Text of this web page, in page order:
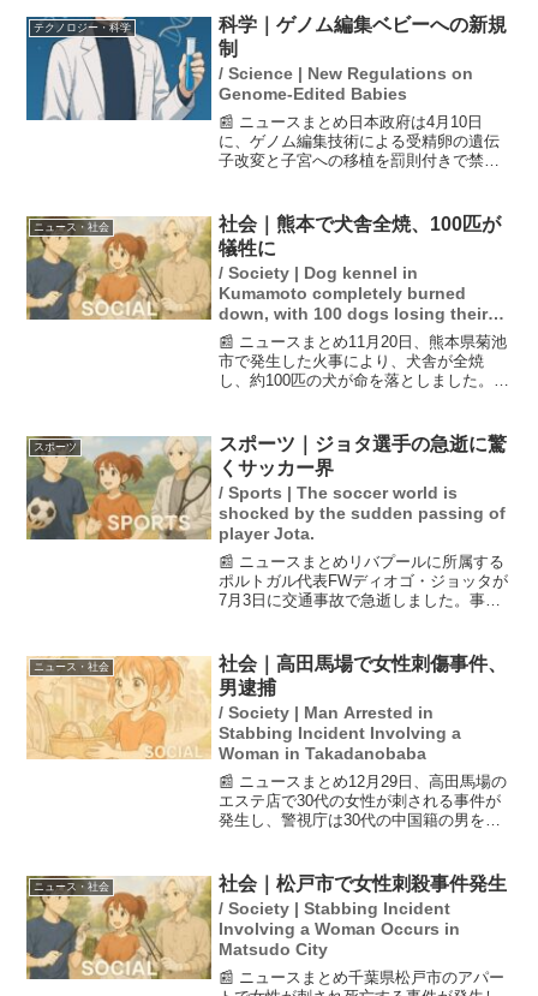
テクノロジー・科学
科学｜ゲノム編集ベビーへの新規
制
/ Science | New Regulations on
Genome-Edited Babies
📰 ニュースまとめ日本政府は4月10日
に、ゲノム編集技術による受精卵の遺伝
子改変と子宮への移植を罰則付きで禁止
ーの誕生を規制することにあり、研究に
は国への届け出や記録作...
ニュース・社会
社会｜熊本で犬舎全焼、100匹が
犠牲に
/ Society | Dog kennel in
Kumamoto completely burned
down, with 100 dogs losing their
lives.
📰 ニュースまとめ11月20日、熊本県菊池
市で発生した火事により、犬舎が全焼
し、約100匹の犬が命を落としました。火
は、住宅1棟と犬舎2棟が全焼し、多くの
犬たちの命が失...
スポーツ
スポーツ｜ジョタ選手の急逝に驚
くサッカー界
/ Sports | The soccer world is
shocked by the sudden passing of
player Jota.
📰 ニュースまとめリバプールに所属する
ポルトガル代表FWディオゴ・ジョッタが
7月3日に交通事故で急逝しました。事故
が炎上し、弟のアンドレ・シウバととも
に即死したとのこと...
ニュース・社会
社会｜高田馬場で女性刺傷事件、
男逮捕
/ Society | Man Arrested in
Stabbing Incident Involving a
Woman in Takadanobaba
📰 ニュースまとめ12月29日、高田馬場の
エステ店で30代の女性が刺される事件が
発生し、警視庁は30代の中国籍の男を殺
刺され、重傷を負っている。事件の詳細
はまだ明らかに...
ニュース・社会 社会｜松戸市で女性刺殺事件発生
/ Society | Stabbing Incident
Involving a Woman Occurs in
Matsudo City
📰 ニュースまとめ千葉県松戸市のアパー